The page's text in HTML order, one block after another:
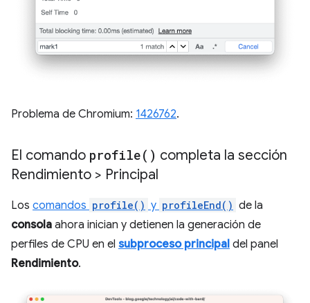
Problema de Chromium: 1426762.
El comando profile( ) completa la sección
Rendimiento > Principal
Los comandos profile() y profileEnd() de la
consola ahora inician y detienen la generación de
perfiles de CPU en el subproceso principal del panel
Rendimiento.